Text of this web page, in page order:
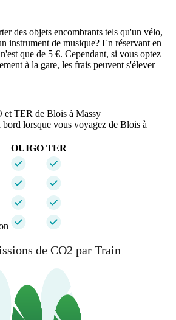
des objets encombrants tels qu'un vélo,
instrument de musique? En réservant en
que de 5 €. Cependant, si vous optez
à la gare, les frais peuvent s'élever
et TER de Blois à Massy
bord lorsque vous voyagez de Blois à
OUIGO TER
de CO2 par Train